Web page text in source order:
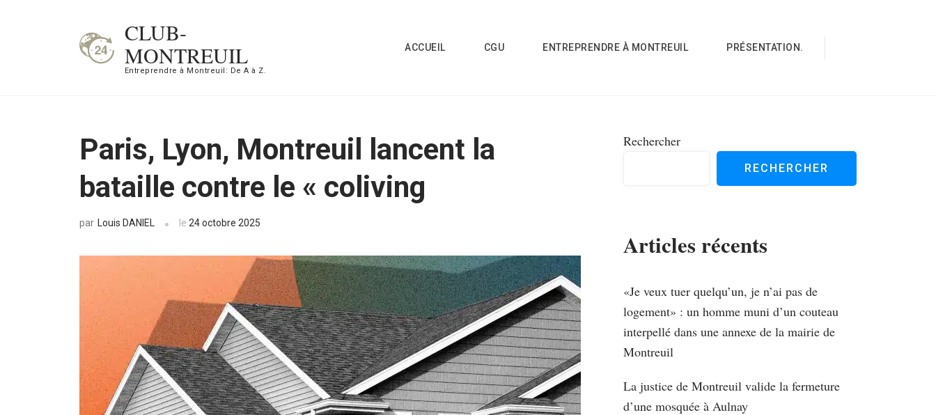
CLUB-
MONTREUIL
Entreprendre à Montreuil: De A à Z.
ACCUEIL CGU ENTREPRENDRE À MONTREUIL PRÉSENTATION.
Paris, Lyon, Montreuil lancent la
bataille contre le « coliving
par Louis DANIEL le 24 octobre 2025
Rechercher
RECHERCHER
Articles récents
«Je veux tuer quelqu’un, je n’ai pas de
logement» : un homme muni d’un couteau
interpellé dans une annexe de la mairie de
Montreuil
La justice de Montreuil valide la fermeture
d’une mosquée à Aulnay